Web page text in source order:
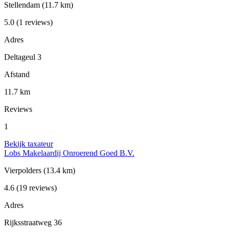
Stellendam (11.7 km)
5.0 (1 reviews)
Adres
Deltageul 3
Afstand
11.7 km
Reviews
1
Bekijk taxateur
Lobs Makelaardij Onroerend Goed B.V.
Vierpolders (13.4 km)
4.6 (19 reviews)
Adres
Rijksstraatweg 36